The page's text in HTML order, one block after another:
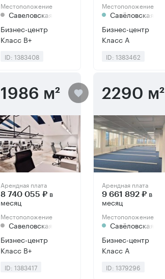
Местоположение
Савеловская
Бизнес-центр
Класс B+
ID: 1383408
Местоположение
Савёловская
Бизнес-центр
Класс А
ID: 1383462
1986 м²
Арендная плата
8 740 055 ₽в
месяц
Местоположение
Савеловская
Бизнес-центр
Класс B+
ID: 1383417
2290 м²
Арендная плата
9 661 892 ₽в
месяц
Местоположение
Савёловская
Бизнес-центр
Класс А
ID: 1379296